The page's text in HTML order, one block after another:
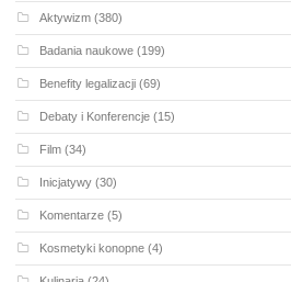
Aktywizm (380)
Badania naukowe (199)
Benefity legalizacji (69)
Debaty i Konferencje (15)
Film (34)
Inicjatywy (30)
Komentarze (5)
Kosmetyki konopne (4)